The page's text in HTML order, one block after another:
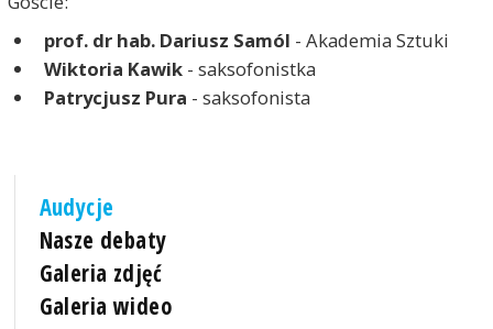
prof. dr hab. Dariusz Samól - Akademia Sztuki
Wiktoria Kawik- saksofonistka
Patrycjusz Pura - saksofonista
Audycje
Nasze debaty
Galeria zdjęć
Galeria wideo